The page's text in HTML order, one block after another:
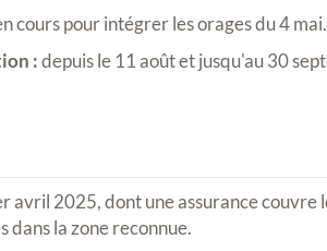
cours pour intégrer les orages du 4 mai.
:depuis le 11 août et jusqu'au 30
avril 2025, dont une assurance couvre
dans la zone reconnue.